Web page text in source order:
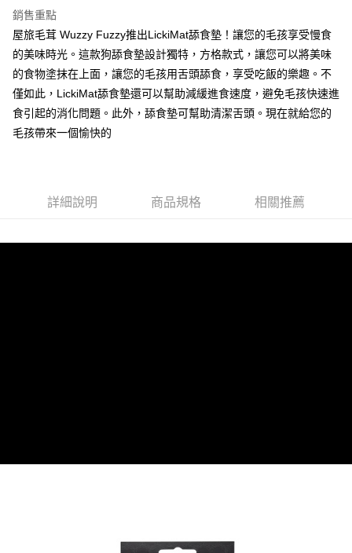
ATM付款
全家取貨付款
每筆NT$60，滿NT$899(含以上)免運費
7-11取貨付款
每筆NT$100，滿NT$899(含以上)免運費
每筆NT$100，滿NT$899(含以上)免運費
銷售重點
屋旅毛茸 Wuzzy Fuzzy推出LickiMat舔食墊！讓您的毛孩享受慢食
的美味時光。這款狗舔食墊設計獨特，方格款式，讓您可以將美味
的食物塗抹在上面，讓您的毛孩用舌頭舔食，享受吃飯的樂趣。不
僅如此，LickiMat舔食墊還可以幫助減緩進食速度，避免毛孩快速進
食引起的消化問題。此外，舔食墊可幫助清潔舌頭。現在就給您的
毛孩帶來一個愉快的
詳細說明 商品規格 相關推薦